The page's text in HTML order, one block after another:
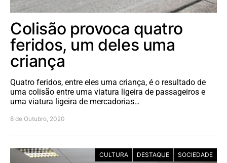
Colisão provoca quatro
feridos, um deles uma
criança
Quatro feridos, entre eles uma criança, é o resultado de
uma colisão entre uma viatura ligeira de passageiros e
uma viatura ligeira de mercadorias…
8 de Outubro, 2020
CULTURA DESTAQUE SOCIEDADE